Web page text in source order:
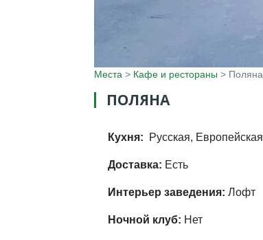
Места > Кафе и рестораны > Поляна
ПОЛЯНА
Кухня: Русская, Европейская
Доставка: Есть
Интерьер заведения: Лофт
Ночной клуб: Нет